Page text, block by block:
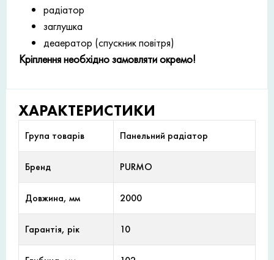
радіатор
заглушка
деаератор (спускник повітря)
Кріплення необхідно замовляти окремо!
ХАРАКТЕРИСТИКИ
Група товарів Панельний радіатор
Бренд PURMO
Довжина, мм 2000
Гарантія, рік 10